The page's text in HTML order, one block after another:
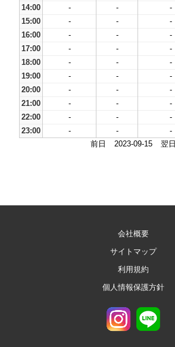
14:00
- - -
15:00
- - -
16:00
- - -
17:00
- - -
18:00
- - -
19:00
- - -
20:00
- - -
21:00
- - -
22:00
- - -
23:00
- - -
前日
2023-09-15 翌日
会社概要
サイトマップ
利用規約
個人情報保護方針